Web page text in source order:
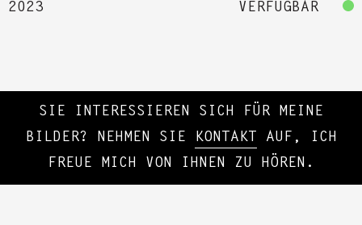
2023 VERFÜGBAR
SIE INTERESSIEREN SICH FÜR MEINE
BILDER? NEHMEN SIE
KONTAKT
AUF, ICH
FREUE MICH VON IHNEN ZU HÖREN.